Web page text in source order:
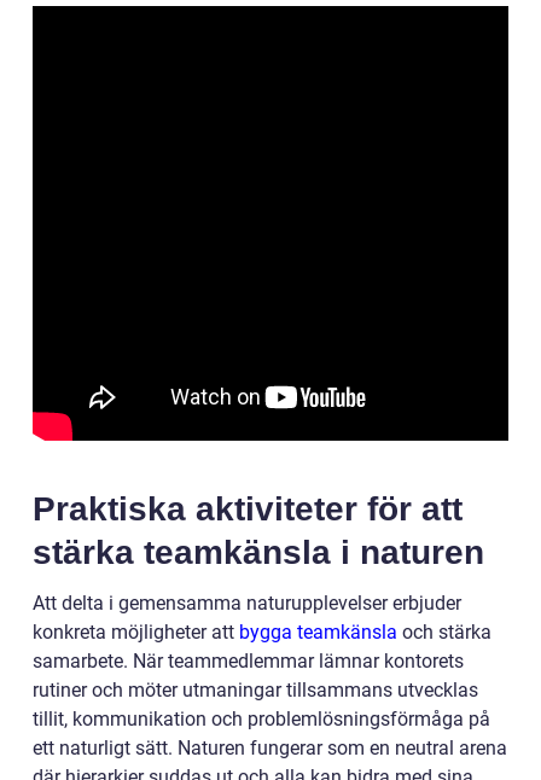
Praktiska aktiviteter för att
stärka teamkänsla i naturen
Att delta i gemensamma naturupplevelser erbjuder
konkreta möjligheter att bygga teamkänsla och stärka
samarbete. När teammedlemmar lämnar kontorets
rutiner och möter utmaningar tillsammans utvecklas
tillit, kommunikation och problemlösningsförmåga på
ett naturligt sätt. Naturen fungerar som en neutral arena